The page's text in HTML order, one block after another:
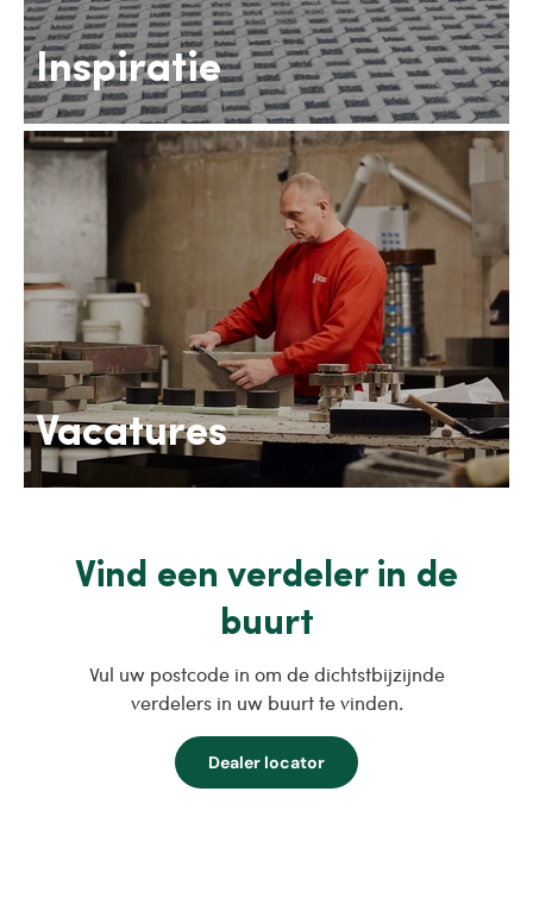
Inspiratie
Vacatures
Vind een verdeler in de
buurt
Vul uw postcode in om de dichtstbijzijnde
verdelers in uw buurt te vinden.
Dealer locator